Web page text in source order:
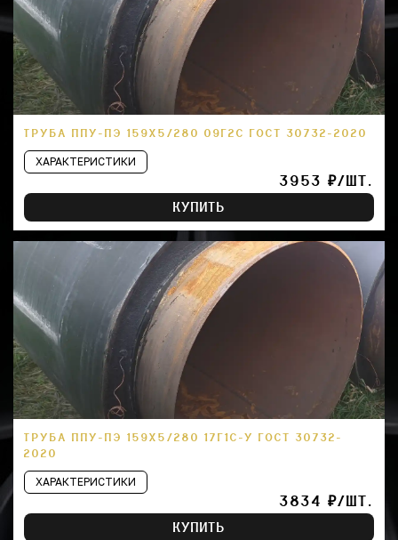
ТРУБА ППУ-ПЭ 159Х5/280 09Г2С ГОСТ 30732-2020
ХАРАКТЕРИСТИКИ
3953 ₽/ШТ.
КУПИТЬ
ТРУБА ППУ-ПЭ 159Х5/280 17Г1С-У ГОСТ 30732-
2020
ХАРАКТЕРИСТИКИ
3834 ₽/ШТ.
КУПИТЬ